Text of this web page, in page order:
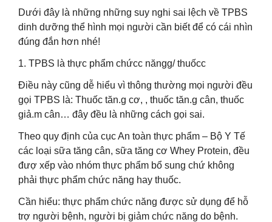
Dưới đây là những những suy nghi sai lệch về TPBS
dinh dưỡng thể hình mọi người cần biết để có cái nhìn
đúng đắn hơn nhé!
1. TPBS là thực phẩm chứcc năngg/ thuốcc
Điều này cũng dễ hiểu vì thông thường mọi người đều
gọi TPBS là: Thuốc tăn.g cơ, , thuốc tăn.g cân, thuốc
giả.m cân… đây đều là những cách gọi sai.
Theo quy định của cục An toàn thực phẩm – Bộ Y Tế
các loại sữa tăng cân, sữa tăng cơ Whey Protein, đều
đượ xếp vào nhóm thực phẩm bổ sung chứ không
phải thực phẩm chức năng hay thuốc.
Cần hiểu: thực phẩm chức năng được sử dụng để hỗ
trợ người bệnh, người bị giảm chức năng do bệnh.